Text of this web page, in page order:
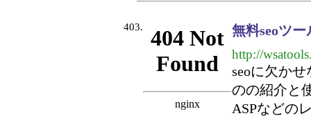
403. 無料seoツー
http://
seoに欠か
のの紹介と
ASPなどの